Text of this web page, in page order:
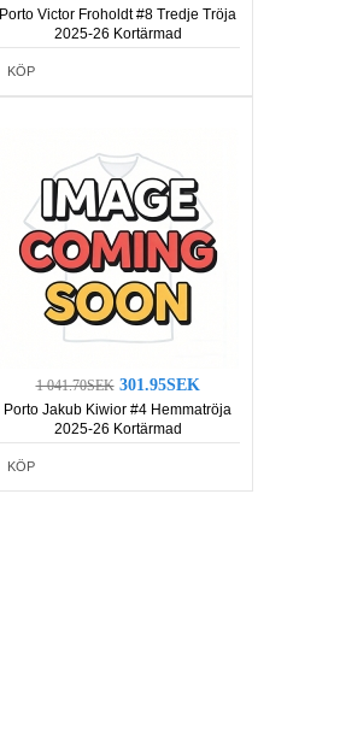
Porto Victor Froholdt #8 Tredje Tröja
2025-26 Kortärmad
KÖP
1 041.70SEK 301.95SEK
Porto Jakub Kiwior #4 Hemmatröja
2025-26 Kortärmad
KÖP